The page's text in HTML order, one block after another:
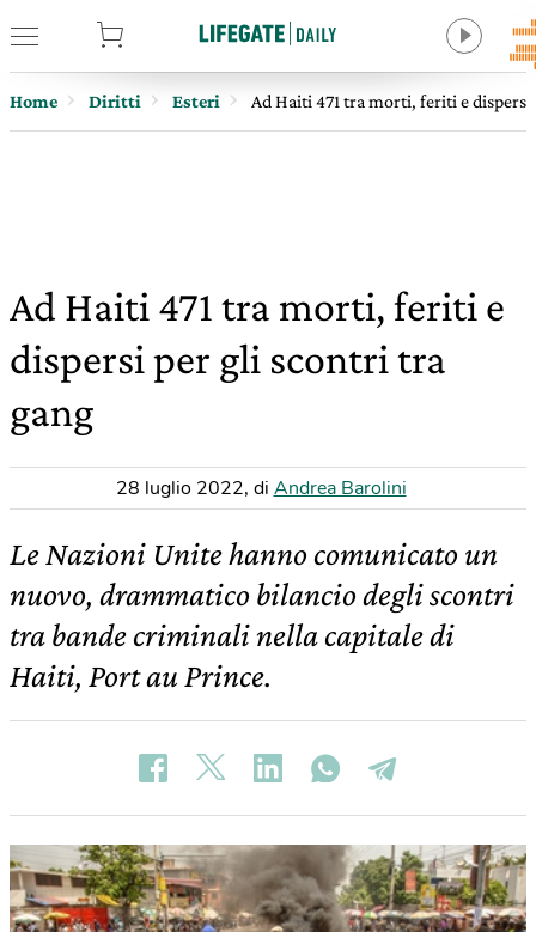
Home Diritti Esteri Ad Haiti 471 tra morti, feriti e
Ad Haiti 471 tra morti, feriti e
dispersi per gli scontri tra
gang
28 luglio 2022, di Andrea Barolini
Le Nazioni Unite hanno comunicato un
nuovo, drammatico bilancio degli scontri
tra bande criminali nella capitale di
Haiti, Port au Prince.